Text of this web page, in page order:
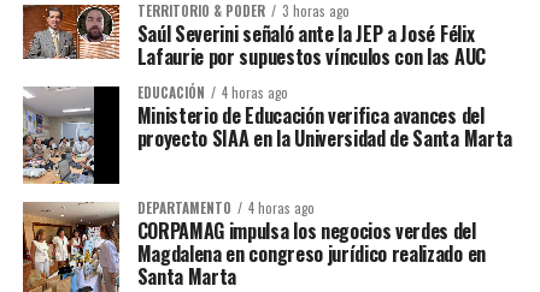
TERRITORIO & PODER 3 horas ago
Saúl Severini señaló ante la JEP a José Félix
Lafaurie por supuestos vínculos con las AUC
EDUCACIÓN 4 horas ago
Ministerio de Educación verifica avances del
proyecto SIAA en la Universidad de Santa Marta
DEPARTAMENTO 4 horas ago
CORPAMAG impulsa los negocios verdes del
Magdalena en congreso jurídico realizado en
Santa Marta